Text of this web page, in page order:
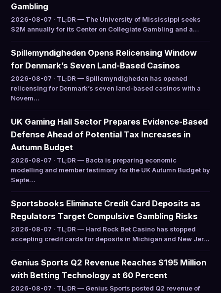
Gambling
2026-08-07 · TL;DR — The University of Mississippi seeks
$2M annually for its Center on Collegiate Gambling and a…
Spillemyndigheden Opens Relicensing Window
for Denmark’s Seven Land-Based Casinos
2026-08-07 · TL;DR — Spillemyndigheden has opened
relicensing for Denmark’s seven land-based casinos with a
Novem…
UK Gaming Hall Sector Prepares Evidence-Based
Defense Ahead of Potential Tax Increases in
Autumn Budget
2026-08-07 · TL;DR — Bacta is preparing economic
modelling and member testimony for the UK Autumn Budget by
Septe…
Sportsbooks Eliminate Credit Card Deposits as
Regulators Target Compulsive Gambling Risks
2026-08-07 · TL;DR — Hard Rock Bet Casino has stopped
accepting credit cards for deposits in Michigan and New Jer…
Genius Sports Q2 Revenue Reaches $195 Million
with Betting Technology at 60 Percent
2026-08-07 · TL;DR — Genius Sports posted Q2 revenue of